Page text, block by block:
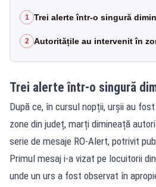
1 Trei alerte într-o singură
2 Autoritățile au intervenit în
Trei alerte într-o singură
După ce, în cursul nopții, urșii au
zone din județ, marți dimineață
serie de mesaje RO-Alert, potrivit
Primul mesaj i-a vizat pe locuitorii
unde un urs a fost observat în